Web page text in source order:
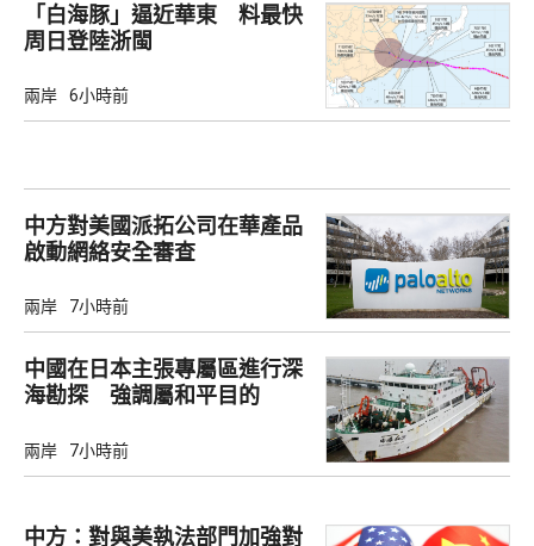
「白海豚」逼近華東 料最快
周日登陸浙閩
兩岸 6小時前
中方對美國派拓公司在華產品
啟動網絡安全審查
兩岸 7小時前
中國在日本主張專屬區進行深
海勘探 強調屬和平目的
兩岸 7小時前
中方：對與美執法部門加強對